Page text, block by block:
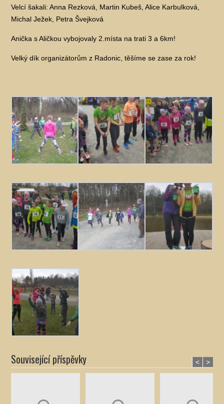
Velcí šakali: Anna Rezková, Martin Kubeš, Alice Karbulková,
Michal Ježek, Petra Švejková
Anička s Aličkou vybojovaly 2.místa na trati 3 a 6km!
Velký dík organizátorům z Radonic, těšíme se zase za rok!
Související příspěvky < >